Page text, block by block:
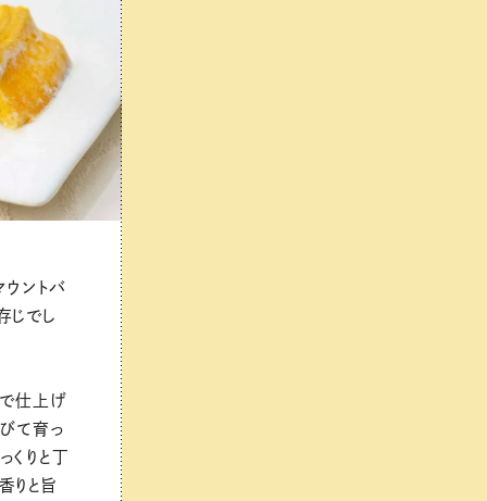
ントバ
じでし
で仕上げ
て育っ
くりと丁
りと旨